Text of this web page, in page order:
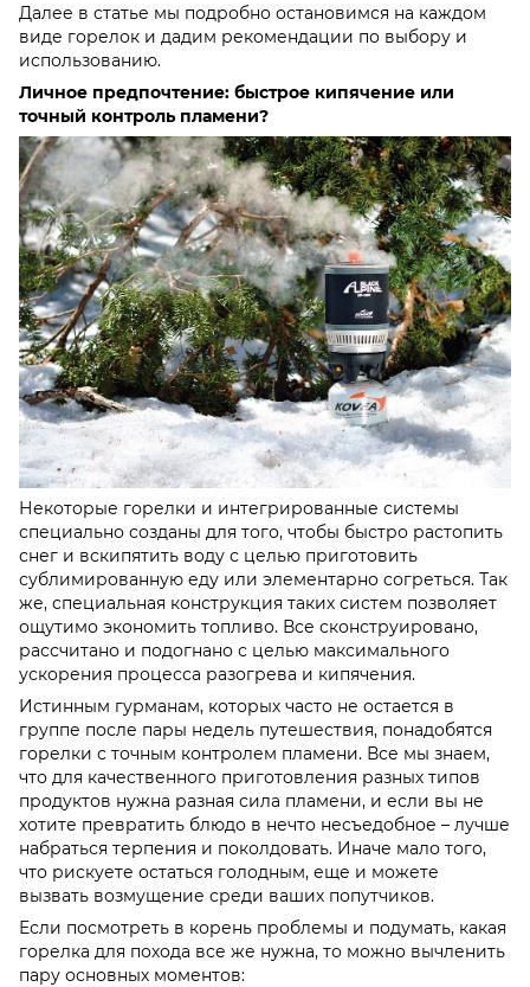
Далее в статье мы подробно остановимся на каждом
виде горелок и дадим рекомендации по выбору и
использованию.
Личное предпочтение: быстрое кипячение или
точный контроль пламени?
Некоторые горелки и интегрированные системы
специально созданы для того, чтобы быстро растопить
снег и вскипятить воду с целью приготовить
сублимированную еду или элементарно согреться. Так
же, специальная конструкция таких систем позволяет
ощутимо экономить топливо. Все сконструировано,
рассчитано и подогнано с целью максимального
ускорения процесса разогрева и кипячения.
Истинным гурманам, которых часто не остается в
группе после пары недель путешествия, понадобятся
горелки с точным контролем пламени. Все мы знаем,
что для качественного приготовления разных типов
продуктов нужна разная сила пламени, и если вы не
хотите превратить блюдо в нечто несъедобное – лучше
набраться терпения и поколдовать. Иначе мало того,
что рискуете остаться голодным, еще и можете
вызвать возмущение среди ваших попутчиков.
Если посмотреть в корень проблемы и подумать, какая
горелка для похода все же нужна, то можно вычленить
пару основных моментов: